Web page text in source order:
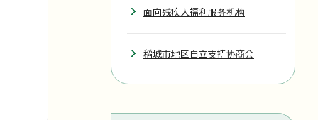
面向残疾人福利服务机构
稻城市地区自立支持协商会